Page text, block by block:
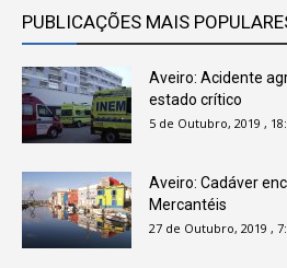
PUBLICAÇÕES MAIS
Aveiro: Acidente
estado crítico
5 de Outubro, 2019 ,
Aveiro: Cadáver
Mercantéis
27 de Outubro, 2019 ,